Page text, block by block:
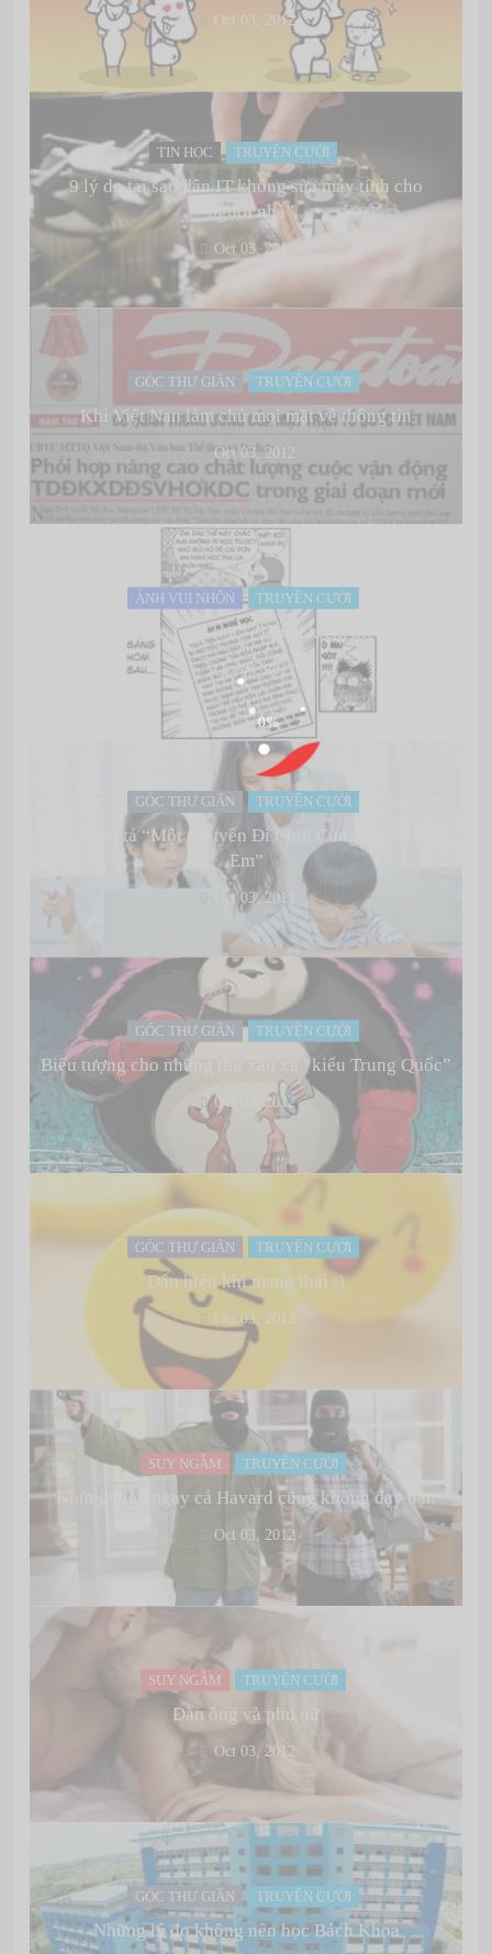
Oct 03, 2012
TIN HỌC TRUYỆN CƯỜI
9 lý do tại sao dân IT không sửa máy tính cho
“người nhà”
Oct 03, 2012
GÓC THƯ GIÃN TRUYỆN CƯỜI
Khi Việt Nan làm chủ mọi mặt về thông tin
Oct 03, 2012
ẢNH VUI NHỘN TRUYỆN CƯỜI
Đơn xin nghỉ học – Level kiếm hiệp
Oct 03, 2012
GÓC THƯ GIÃN TRUYỆN CƯỜI
Bài văn tả “Một Chuyến Đi Chơi Cùng Gia Đình
Em”
Oct 03, 2012
GÓC THƯ GIÃN TRUYỆN CƯỜI
Biểu tượng cho những thứ xấu xa “kiểu Trung Quốc”
Oct 03, 2012
GÓC THƯ GIÃN TRUYỆN CƯỜI
Dấu hiệu khi mang thai ;)
Oct 03, 2012
SUY NGẪM TRUYỆN CƯỜI
Những điều ngay cả Havard cũng không dạy bạn
Oct 03, 2012
SUY NGẪM TRUYỆN CƯỜI
Đàn ông và phụ nữ
Oct 03, 2012
GÓC THƯ GIÃN TRUYỆN CƯỜI
Những lý do không nên học Bách Khoa